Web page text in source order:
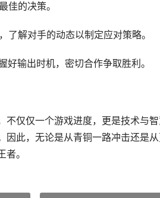
佳的决策。
解对手的动态以制定应对策略。
输出时机，密切合作争取胜利。
仅仅一个游戏进度，更是技术与
因此，无论是从青铜一路冲击还是
。